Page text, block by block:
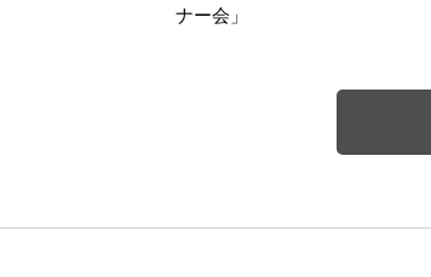
ナー会」